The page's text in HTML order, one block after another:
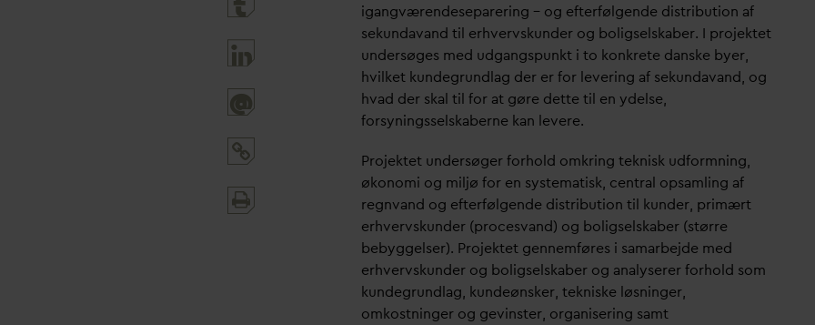
@
igangværendeseparering – og efterfølgende distribution af
sekundavand til erhvervskunder og boligselskaber. I projektet
undersøges med udgangspunkt i to konkrete danske byer,
hvilket kundegrundlag der er for levering af sekundavand, og
hvad der skal til for at gøre dette til en ydelse,
forsyningsselskaberne kan levere.
Projektet undersøger forhold omkring teknisk udformning,
økonomi og miljø for en systematisk, central opsamling af
regnvand og efterfølgende distribution til kunder, primært
erhvervskunder (procesvand) og boligselskaber (større
bebyggelser). Projektet gennemføres i samarbejde med
erhvervskunder og boligselskaber og analyserer forhold som
kundegrundlag, kundeønsker, tekniske løsninger,
omkostninger og gevinster, organisering samt